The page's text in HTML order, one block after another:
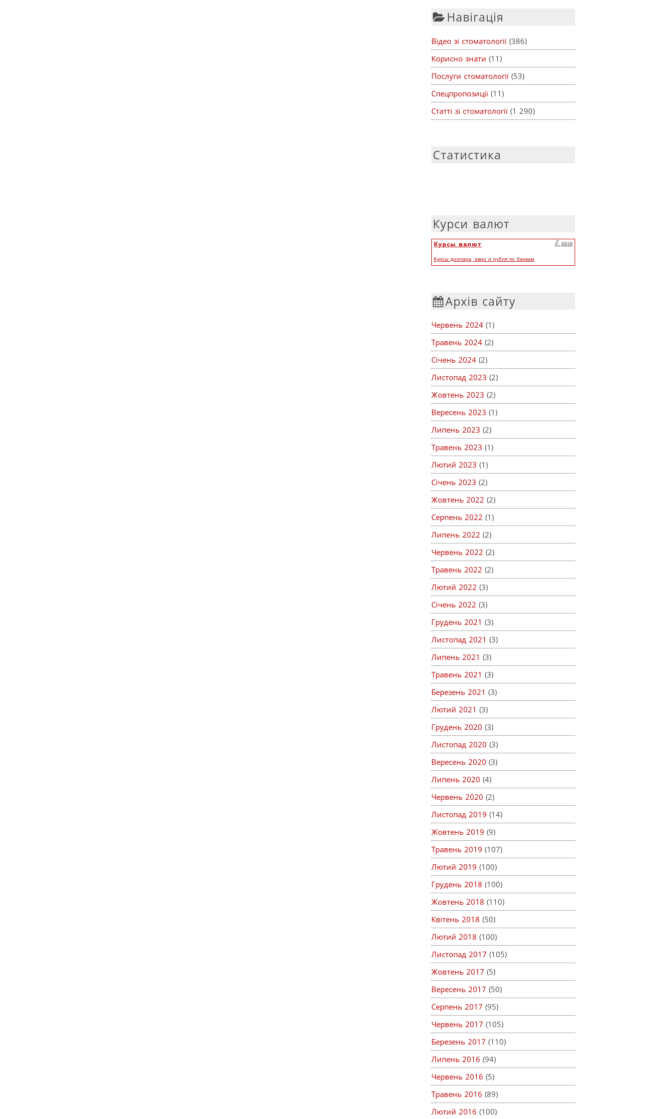
Навігація
Відео зі стоматології (386)
Корисно знати (11)
Послуги стоматології (53)
Спецпропозиції (11)
Статті зі стоматології (1 290)
Статистика
Курси валют
Курсы валют
Курсы доллара, евро и рубля по банкам
Архів сайту
Червень 2024 (1)
Травень 2024 (2)
Січень 2024 (2)
Листопад 2023 (2)
Жовтень 2023 (2)
Вересень 2023 (1)
Липень 2023 (2)
Травень 2023 (1)
Лютий 2023 (1)
Січень 2023 (2)
Жовтень 2022 (2)
Серпень 2022 (1)
Липень 2022 (2)
Червень 2022 (2)
Травень 2022 (2)
Лютий 2022 (3)
Січень 2022 (3)
Грудень 2021 (3)
Листопад 2021 (3)
Липень 2021 (3)
Травень 2021 (3)
Березень 2021 (3)
Лютий 2021 (3)
Грудень 2020 (3)
Листопад 2020 (3)
Вересень 2020 (3)
Липень 2020 (4)
Червень 2020 (2)
Листопад 2019 (14)
Жовтень 2019 (9)
Травень 2019 (107)
Лютий 2019 (100)
Грудень 2018 (100)
Жовтень 2018 (110)
Квітень 2018 (50)
Лютий 2018 (100)
Листопад 2017 (105)
Жовтень 2017 (5)
Вересень 2017 (50)
Серпень 2017 (95)
Червень 2017 (105)
Березень 2017 (110)
Липень 2016 (94)
Червень 2016 (5)
Травень 2016 (89)
Лютий 2016 (100)